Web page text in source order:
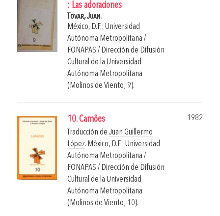
: Las adoraciones
Tovar, Juan.
México, D.F.: Universidad
Autónoma Metropolitana /
FONAPAS / Dirección de Difusión
Cultural de la Universidad
Autónoma Metropolitana
(Molinos de Viento; 9).
10. Camões
1982
Traducción de Juan Guillermo
López. México, D.F.: Universidad
Autónoma Metropolitana /
FONAPAS / Dirección de Difusión
Cultural de la Universidad
Autónoma Metropolitana
(Molinos de Viento; 10).